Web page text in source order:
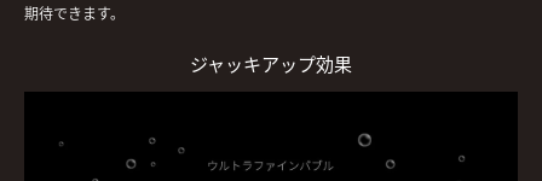
期待できます。
ジャッキアップ効果